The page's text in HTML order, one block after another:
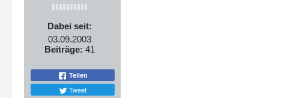
Dabei seit:
03.09.2003
Beiträge: 41
Teilen
Tweet